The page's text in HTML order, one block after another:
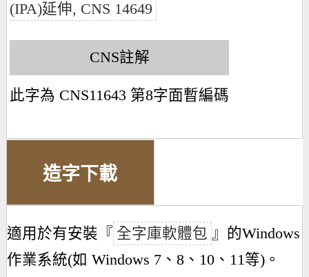
(IPA)延伸, CNS 14649
CNS註解
此字為 CNS11643 第8字面暫編碼
造字下載
適用於有安裝『 全字庫軟體包 』的Windows
作業系統(如 Windows 7、8、10、11等)。